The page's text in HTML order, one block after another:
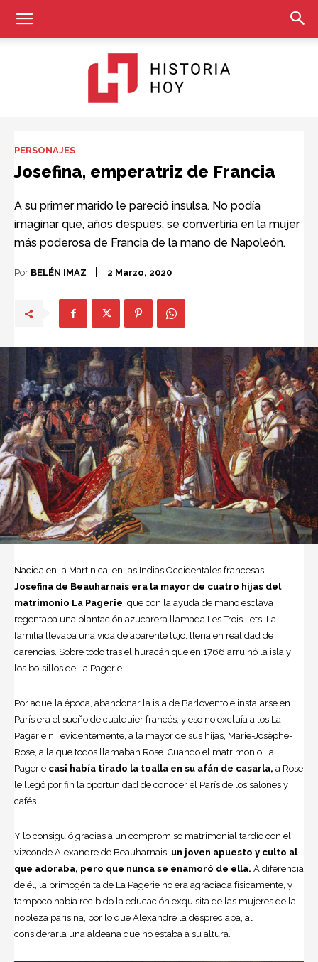
Hoy
PERSONAJES
Josefina, emperatriz de Francia
A su primer marido le pareció insulsa. No podía
imaginar que, años después, se convertiría en la mujer
más poderosa de Francia de la mano de Napoleón.
Por BELÉN IMAZ 2 Marzo, 2020
Nacida en la Martinica, en las Indias Occidentales francesas,
Josefina de Beauharnais era la mayor de cuatro hijas del
matrimonio La Pagerie , que con la ayuda de mano esclava
regentaba una plantación azucarera llamada Les Trois Ilets. La
familia llevaba una vida de aparente lujo, llena en realidad de
carencias. Sobre todo tras el huracán que en 1766 arruinó la isla y
los bolsillos de La Pagerie.
Por aquella época, abandonar la isla de Barlovento e instalarse en
París era el sueño de cualquier francés, y eso no excluía a los La
Pagerie ni, evidentemente, a la mayor de sus hijas, Marie-Josèphe-
Rose, a la que todos llamaban Rose. Cuando el matrimonio La
Pagerie casi había tirado la toalla en su afán de casarla, a Rose
le llegó por fin la oportunidad de conocer el París de los salones y
cafés.
Y lo consiguió gracias a un compromiso matrimonial tardío con el
vizconde Alexandre de Beauharnais, un joven apuesto y culto al
que adoraba, pero que nunca se enamoró de ella. A diferencia
de él, la primogénita de La Pagerie no era agraciada físicamente, y
tampoco había recibido la educación exquisita de las mujeres de la
nobleza parisina, por lo que Alexandre la despreciaba, al
considerarla una aldeana que no estaba a su altura.